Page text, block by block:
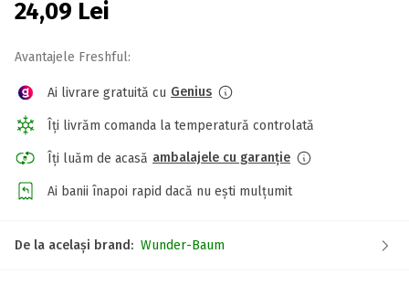
24,09 Lei
Avantajele Freshful:
Ai livrare gratuită cu Genius
Îți livrăm comanda la temperatură controlată
Îți luăm de acasă ambalajele cu garanție
Ai banii înapoi rapid dacă nu ești mulțumit
De la același brand: Wunder-Baum